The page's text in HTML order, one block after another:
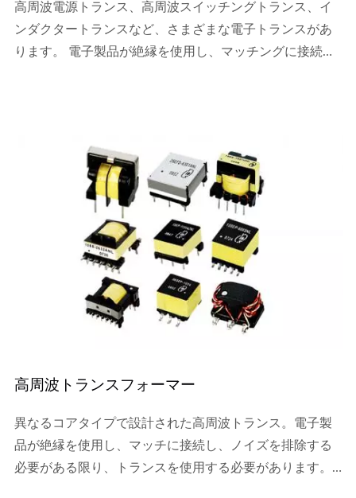
高周波電源トランス、高周波スイッチングトランス、イ
ンダクタートランスなど、さまざまな電子トランスがあ
ります。 電子製品が絶縁を使用し、マッチングに接続
高周波トランスフォーマー
異なるコアタイプで設計された高周波トランス。電子製
品が絶縁を使用し、マッチに接続し、ノイズを排除する
必要がある限り、トランスを使用する必要があります。